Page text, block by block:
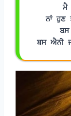
ਮੈ
ਨਾਂ ਹੁਣ
ਬਸ
ਬਸ ਐਨੀ